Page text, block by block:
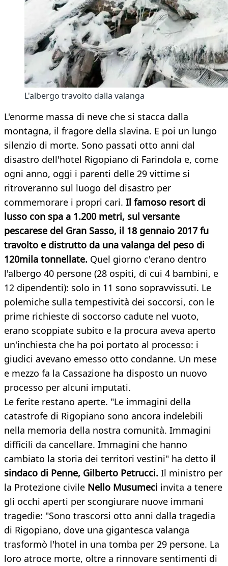
L'albergo travolto dalla valanga
L'enorme massa di neve che si stacca dalla
montagna, il fragore della slavina. E poi un lungo
silenzio di morte. Sono passati otto anni dal
disastro dell'hotel Rigopiano di Farindola e, come
ogni anno, oggi i parenti delle 29 vittime si
ritroveranno sul luogo del disastro per
commemorare i propri cari. Il famoso resort di
lusso con spa a 1.200 metri, sul versante
pescarese del Gran Sasso, il 18 gennaio 2017 fu
travolto e distrutto da una valanga del peso di
120mila tonnellate. Quel giorno c'erano dentro
l'albergo 40 persone (28 ospiti, di cui 4 bambini, e
12 dipendenti): solo in 11 sono sopravvissuti. Le
polemiche sulla tempestività dei soccorsi, con le
prime richieste di soccorso cadute nel vuoto,
erano scoppiate subito e la procura aveva aperto
un'inchiesta che ha poi portato al processo: i
giudici avevano emesso otto condanne. Un mese
e mezzo fa la Cassazione ha disposto un nuovo
processo per alcuni imputati.
Le ferite restano aperte. "Le immagini della
catastrofe di Rigopiano sono ancora indelebili
nella memoria della nostra comunità. Immagini
difficili da cancellare. Immagini che hanno
cambiato la storia dei territori vestini" ha detto il
sindaco di Penne, Gilberto Petrucci. Il ministro per
la Protezione civile Nello Musumeci invita a tenere
gli occhi aperti per scongiurare nuove immani
tragedie: "Sono trascorsi otto anni dalla tragedia
di Rigopiano, dove una gigantesca valanga
trasformò l'hotel in una tomba per 29 persone. La
loro atroce morte, oltre a rinnovare sentimenti di